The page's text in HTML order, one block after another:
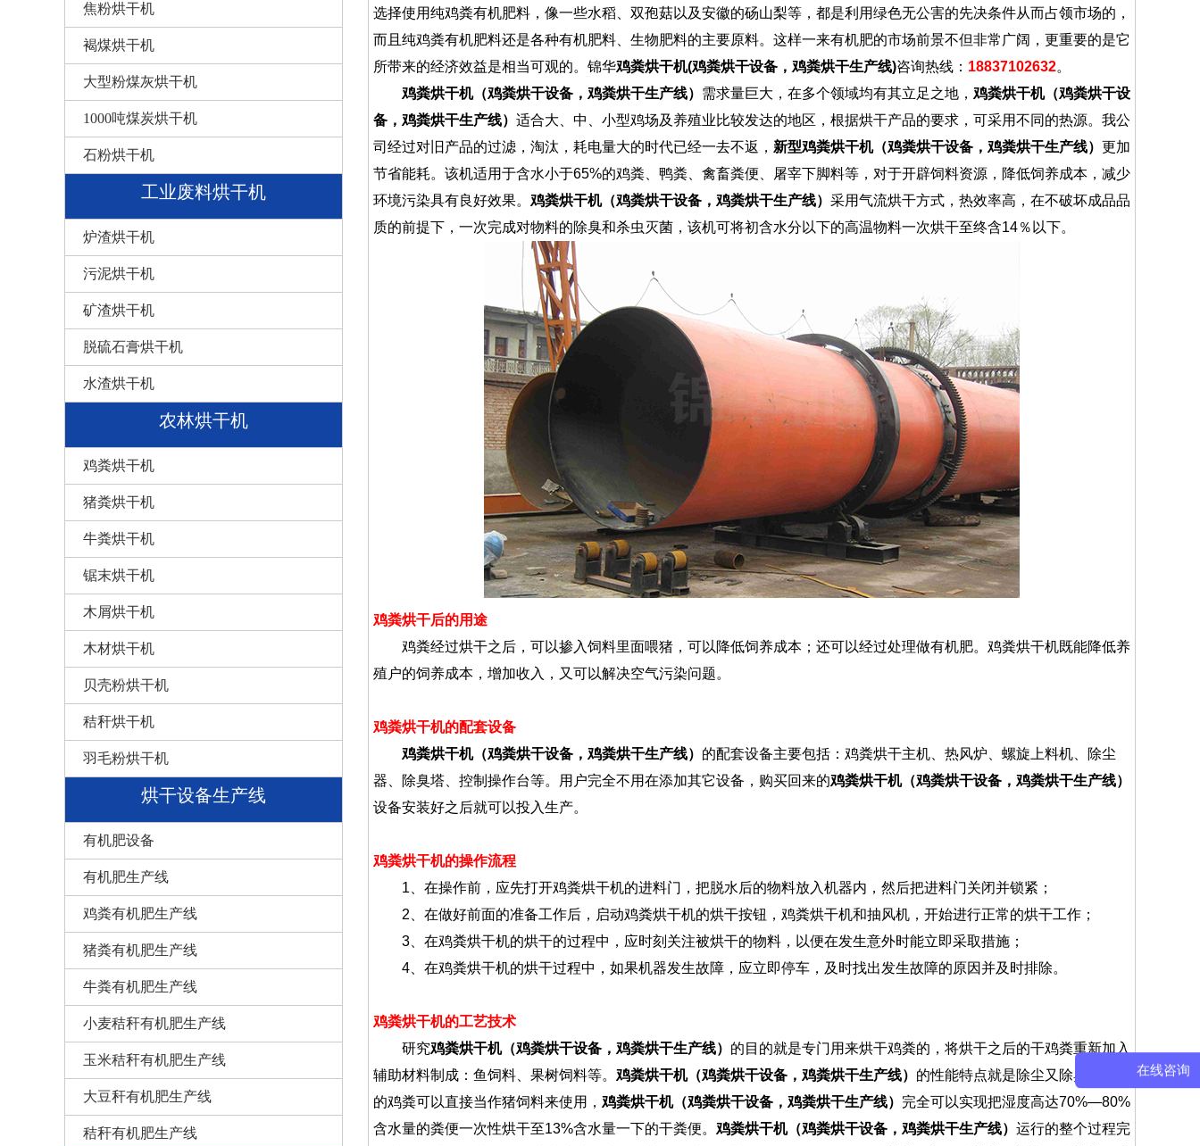
1 2 3
焦粉烘干机
褐煤烘干机
大型粉煤灰烘干机
1000吨煤炭烘干机
石粉烘干机
工业废料烘干机
炉渣烘干机
污泥烘干机
矿渣烘干机
脱硫石膏烘干机
水渣烘干机
农林烘干机
鸡粪烘干机
猪粪烘干机
牛粪烘干机
锯末烘干机
木屑烘干机
木材烘干机
贝壳粉烘干机
秸秆烘干机
羽毛粉烘干机
烘干设备生产线
有机肥设备
有机肥生产线
鸡粪有机肥生产线
猪粪有机肥生产线
牛粪有机肥生产线
小麦秸秆有机肥生产线
玉米秸秆有机肥生产线
大豆秆有机肥生产线
秸秆有机肥生产线
选择使用纯鸡粪有机肥料，像一些水稻、双孢菇以及安徽的砀山梨等，都是利用绿色无公害的先决条件从而占领市场的，
而且纯鸡粪有机肥料还是各种有机肥料、生物肥料的主要原料。这样一来有机肥的市场前景不但非常广阔，更重要的是它
所带来的经济效益是相当可观的。锦华鸡粪烘干机(鸡粪烘干设备，鸡粪烘干生产线)咨询热线： 18837102632。
鸡粪烘干机（鸡粪烘干设备，鸡粪烘干生产线） 需求量巨大，在多个领域均有其立足之地， 鸡粪烘干机（鸡粪烘干设
备，鸡粪烘干生产线） 适合大、中、小型鸡场及养殖业比较发达的地区，根据烘干产品的要求，可采用不同的热源。我公
司经过对旧产品的过滤，淘汰，耗电量大的时代已经一去不返， 新型鸡粪烘干机（鸡粪烘干设备，鸡粪烘干生产线） 更加
节省能耗。该机适用于含水小于65%的鸡粪、鸭粪、禽畜粪便、屠宰下脚料等，对于开辟饲料资源，降低饲养成本，减少
环境污染具有良好效果。 鸡粪烘干机（鸡粪烘干设备，鸡粪烘干生产线） 采用气流烘干方式，热效率高，在不破坏成品品
质的前提下，一次完成对物料的除臭和杀虫灭菌，该机可将初含水分以下的高温物料一次烘干至终含14％以下。
鸡粪烘干后的用途
鸡粪经过烘干之后，可以掺入饲料里面喂猪，可以降低饲养成本；还可以经过处理做有机肥。鸡粪烘干机既能降低养
殖户的饲养成本，增加收入，又可以解决空气污染问题。
鸡粪烘干机的配套设备
鸡粪烘干机（鸡粪烘干设备，鸡粪烘干生产线） 的配套设备主要包括：鸡粪烘干主机、热风炉、螺旋上料机、除尘
器、除臭塔、控制操作台等。用户完全不用在添加其它设备，购买回来的鸡粪烘干机（鸡粪烘干设备，鸡粪烘干生产线）
设备安装好之后就可以投入生产。
鸡粪烘干机的操作流程
1、在操作前，应先打开鸡粪烘干机的进料门，把脱水后的物料放入机器内，然后把进料门关闭并锁紧；
2、在做好前面的准备工作后，启动鸡粪烘干机的烘干按钮，鸡粪烘干机和抽风机，开始进行正常的烘干工作；
3、在鸡粪烘干机的烘干的过程中，应时刻关注被烘干的物料，以便在发生意外时能立即采取措施；
4、在鸡粪烘干机的烘干过程中，如果机器发生故障，应立即停车，及时找出发生故障的原因并及时排除。
鸡粪烘干机的工艺技术
研究鸡粪烘干机（鸡粪烘干设备，鸡粪烘干生产线） 的目的就是专门用来烘干鸡粪的，将烘干之后的干鸡粪重新加入
辅助材料制成：鱼饲料、果树饲料等。 鸡粪烘干机（鸡粪烘干设备，鸡粪烘干生产线） 的性能特点就是除尘又除臭，新鲜
的鸡粪可以直接当作猪饲料来使用， 鸡粪烘干机（鸡粪烘干设备，鸡粪烘干生产线） 完全可以实现把湿度高达70%—80%
含水量的粪便一次性烘干至13%含水量一下的干粪便。 鸡粪烘干机（鸡粪烘干设备，鸡粪烘干生产线） 运行的整个过程完
在线咨询